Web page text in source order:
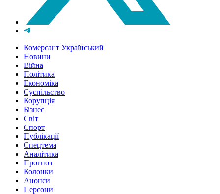
Комерсант Український
Новини
Війна
Політика
Економіка
Суспільство
Корупція
Бізнес
Світ
Спорт
Публікації
Спецтема
Аналітика
Прогноз
Колонки
Анонси
Персони